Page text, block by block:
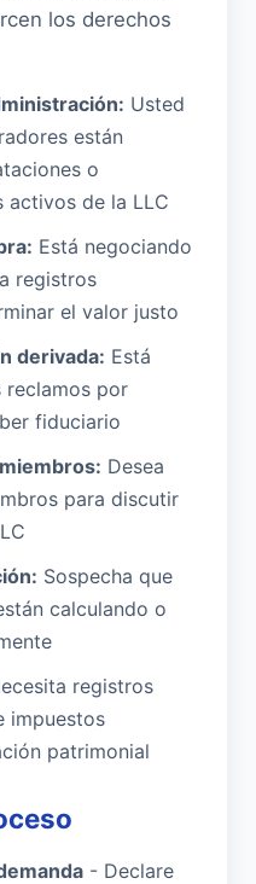
los derechos
Usted
están
o
activos de la LLC
Está negociando
registros
el valor justo
derivada: Está
reclamos por
fiduciario
Desea
para discutir
Sospecha que
calculando o
registros
impuestos
patrimonial
- Declare